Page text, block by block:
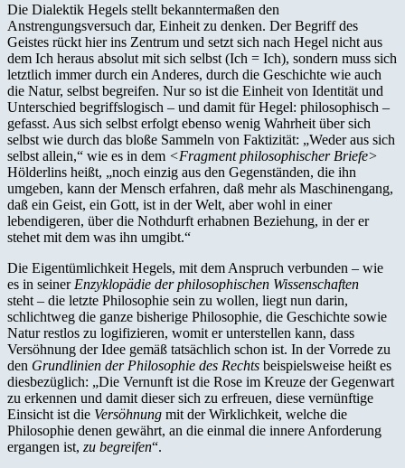
Die Dialektik Hegels stellt bekanntermaßen den
Anstrengungsversuch dar, Einheit zu denken. Der Begriff des
Geistes rückt hier ins Zentrum und setzt sich nach Hegel nicht aus
dem Ich heraus absolut mit sich selbst (Ich = Ich), sondern muss sich
letztlich immer durch ein Anderes, durch die Geschichte wie auch
die Natur, selbst begreifen. Nur so ist die Einheit von Identität und
Unterschied begriffslogisch – und damit für Hegel: philosophisch –
gefasst. Aus sich selbst erfolgt ebenso wenig Wahrheit über sich
selbst wie durch das bloße Sammeln von Faktizität: „Weder aus sich
selbst allein,“ wie es in dem <Fragment philosophischer Briefe>
Hölderlins heißt, „noch einzig aus den Gegenständen, die ihn
umgeben, kann der Mensch erfahren, daß mehr als Maschinengang,
daß ein Geist, ein Gott, ist in der Welt, aber wohl in einer
lebendigeren, über die Nothdurft erhabnen Beziehung, in der er
stehet mit dem was ihn umgibt.“
Die Eigentümlichkeit Hegels, mit dem Anspruch verbunden – wie
es in seiner Enzyklopädie der philosophischen Wissenschaften
steht – die letzte Philosophie sein zu wollen, liegt nun darin,
schlichtweg die ganze bisherige Philosophie, die Geschichte sowie
Natur restlos zu logifizieren, womit er unterstellen kann, dass
Versöhnung der Idee gemäß tatsächlich schon ist. In der Vorrede zu
den Grundlinien der Philosophie des Rechts beispielsweise heißt es
diesbezüglich: „Die Vernunft ist die Rose im Kreuze der Gegenwart
zu erkennen und damit dieser sich zu erfreuen, diese vernünftige
Einsicht ist die Versöhnung mit der Wirklichkeit, welche die
Philosophie denen gewährt, an die einmal die innere Anforderung
ergangen ist, zu begreifen“.